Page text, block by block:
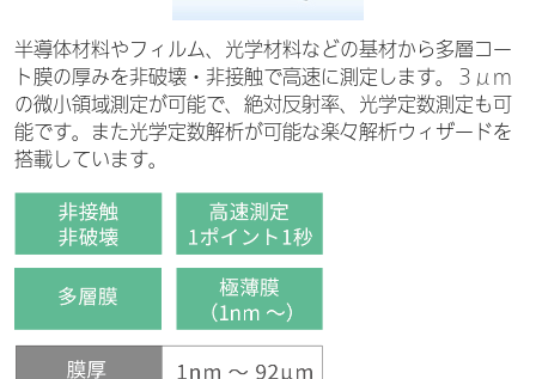
半導体材料やフィルム、光学材料などの基材から多層コー
ト膜の厚みを非破壊・非接触で高速に測定します。３μm
の微小領域測定が可能で、絶対反射率、光学定数測定も可
能です。また光学定数解析が可能な楽々解析ウィザードを
搭載しています。